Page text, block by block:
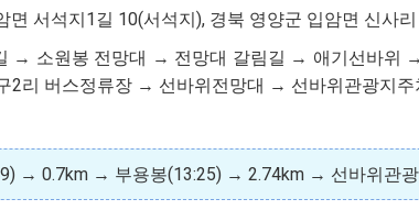
서석지1길 10(서석지), 경북 영양군 입암면 신사
→ 소원봉 전망대 → 전망대 갈림길 → 애기선바위
리 버스정류장 → 선바위전망대 → 선바위관광지주
→ 0.7km → 부용봉(13:25) → 2.74km → 선바위관